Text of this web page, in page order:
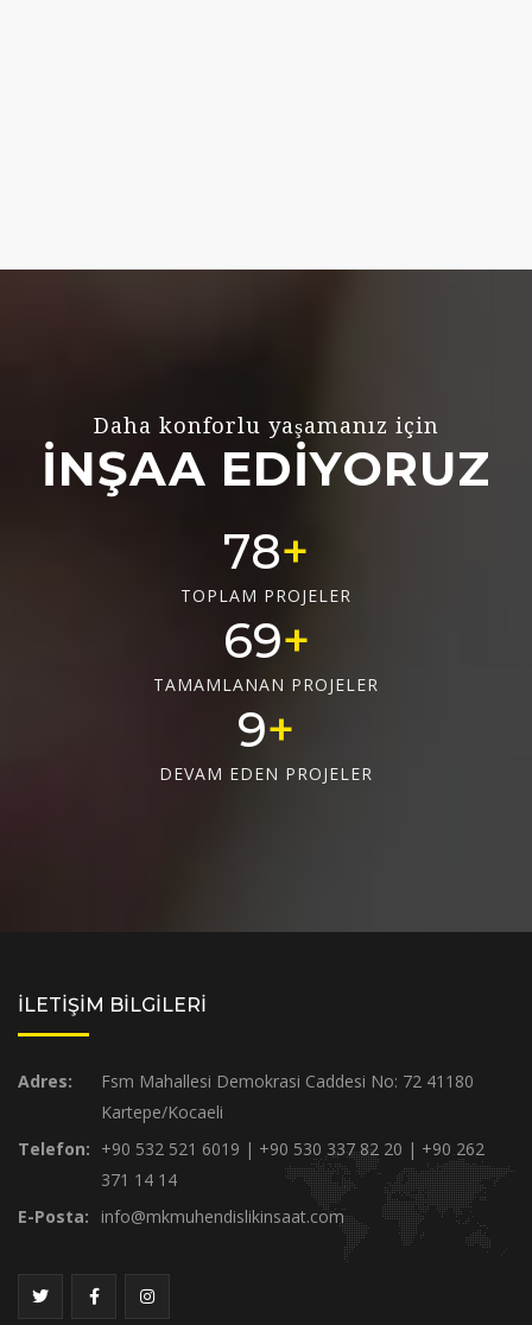
Daha konforlu yaşamanız için
İNŞAA EDİYORUZ
78
TOPLAM PROJELER
69
TAMAMLANAN PROJELER
9
DEVAM EDEN PROJELER
İLETİŞİM BİLGİLERİ
Adres:
Fsm Mahallesi Demokrasi Caddesi No: 72 41180
Kartepe/Kocaeli
Telefon: +90 532 521 6019 | +90 530 337 82 20 | +90 262
371 14 14
E-Posta:
info@mkmuhendislikinsaat.com